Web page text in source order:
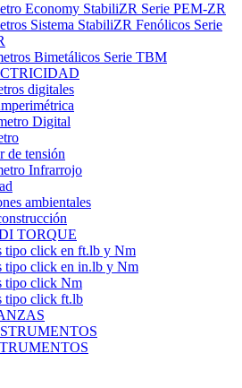
Economy StabiliZR Serie PEM-ZR
Sistema StabiliZR Fenólicos Serie
Bimetálicos Serie TBM
digitales
Digital
de tensión
Infrarrojo
ambientales
TORQUE
tipo click en ft.lb y Nm
tipo click en in.lb y Nm
tipo click Nm
tipo click ft.lb